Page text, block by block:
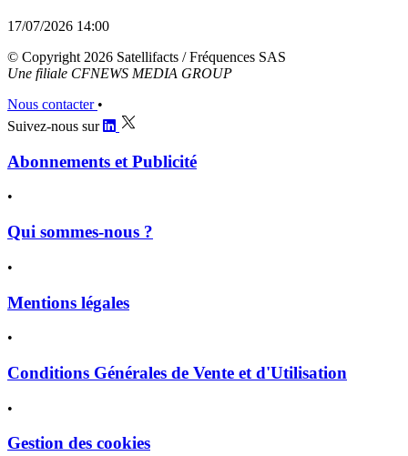
17/07/2026 14:00
© Copyright 2026 Satellifacts / Fréquences SAS
Une filiale CFNEWS MEDIA GROUP
Nous contacter •
Suivez-nous sur
Abonnements et Publicité
•
Qui sommes-nous ?
•
Mentions légales
•
Conditions Générales de Vente et d'Utilisation
•
Gestion des cookies